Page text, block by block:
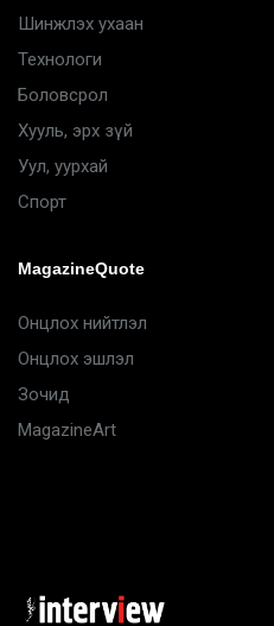
Шинжлэх ухаан
Технологи
Боловсрол
Хууль, эрх зүй
Уул, уурхай
Спорт
MagazineQuote
Онцлох нийтлэл
Онцлох эшлэл
Зочид
MagazineArt